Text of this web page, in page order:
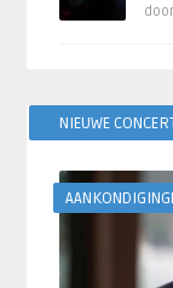
door
NIEUWE